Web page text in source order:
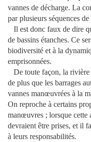
vannes de décharge. La
par plusieurs séquences
Il est donc faux de dire
de bassins étanches. Ce
biodiversité et à la
emprisonnées.
De toute façon, la
de plus que les barrages
vannes manœuvrées à la
On reproche à certains
manœuvres ; lorsque cette
devraient être prises, et il
à leurs responsabilités.